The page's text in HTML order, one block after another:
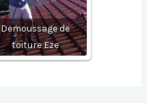
Demoussage de
toiture Eze